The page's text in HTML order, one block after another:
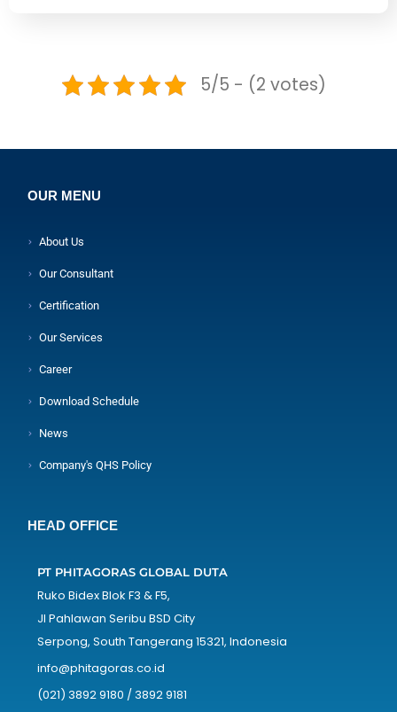
5/5 - (2 votes)
OUR MENU
About Us
Our Consultant
Certification
Our Services
Career
Download Schedule
News
Company's QHS Policy
HEAD OFFICE
PT PHITAGORAS GLOBAL DUTA
Ruko Bidex Blok F3 & F5,
Jl Pahlawan Seribu BSD City
Serpong, South Tangerang 15321, Indonesia
info@phitagoras.co.id
(021) 3892 9180 / 3892 9181